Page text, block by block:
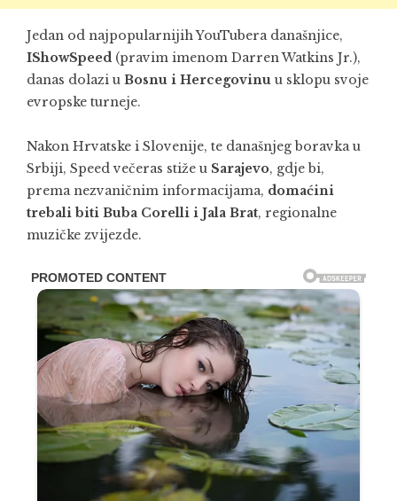
Jedan od najpopularnijih YouTubera današnjice,
IShowSpeed (pravim imenom Darren Watkins Jr.),
danas dolazi u Bosnu i Hercegovinu u sklopu svoje
evropske turneje.
Nakon Hrvatske i Slovenije, te današnjeg boravka u
Srbiji, Speed večeras stiže u Sarajevo, gdje bi,
prema nezvaničnim informacijama, domaćini
trebali biti Buba Corelli i Jala Brat, regionalne
muzičke zvijezde.